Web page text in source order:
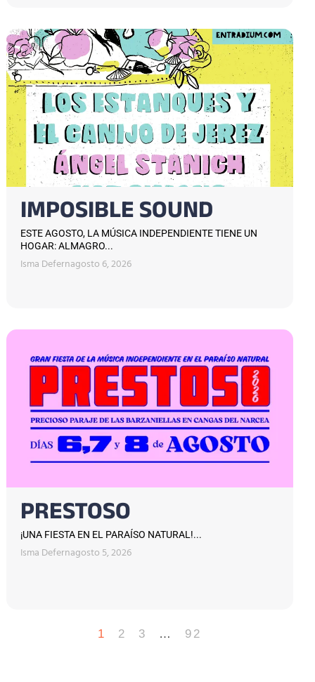
IMPOSIBLE SOUND
ESTE AGOSTO, LA MÚSICA INDEPENDIENTE TIENE UN
HOGAR: ALMAGRO...
Isma Defernagosto 6, 2026
PRESTOSO
¡UNA FIESTA EN EL PARAÍSO NATURAL!...
Isma Defernagosto 5, 2026
1 2 3 … 92